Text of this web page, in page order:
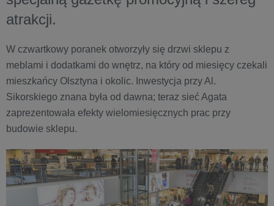
atrakcji.
W czwartkowy poranek otworzyły się drzwi sklepu z
meblami i dodatkami do wnętrz, na który od miesięcy czekali
mieszkańcy Olsztyna i okolic. Inwestycja przy Al.
Sikorskiego znana była od dawna; teraz sieć Agata
zaprezentowała efekty wielomiesięcznych prac przy
budowie sklepu.